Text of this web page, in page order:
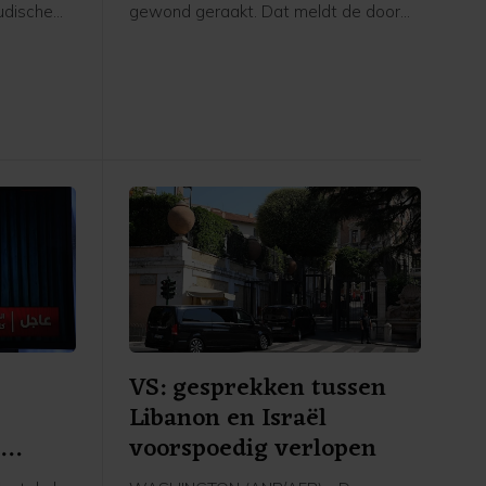
gewond geraakt. Dat meldt de door
VS: gesprekken tussen
Libanon en Israël
voorspoedig verlopen